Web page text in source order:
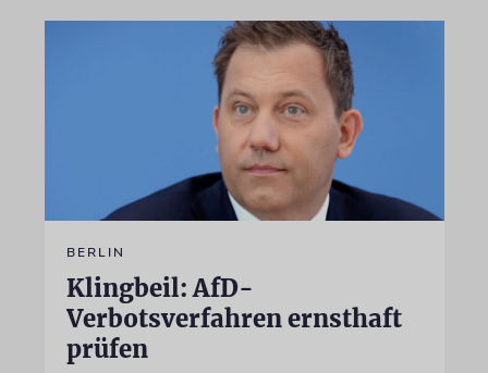
BERLIN
Klingbeil: AfD-
Verbotsverfahren ernsthaft
prüfen